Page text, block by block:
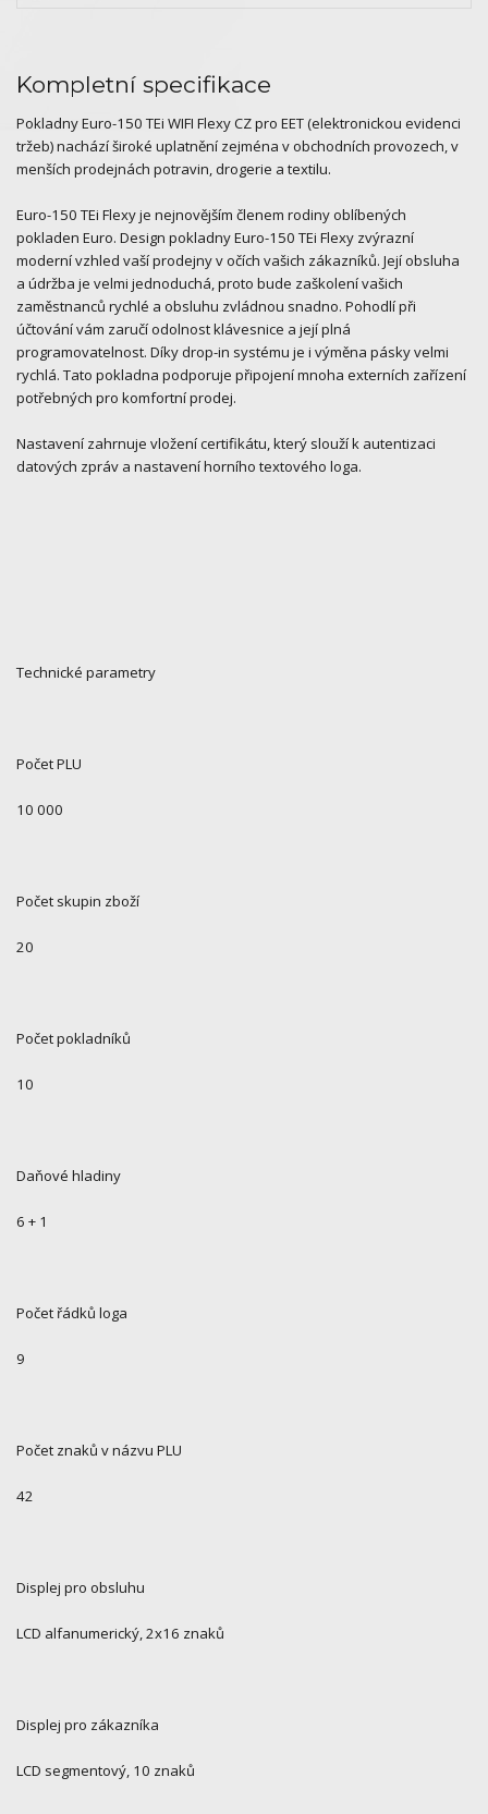
Kompletní specifikace
Pokladny Euro-150 TEi WIFI Flexy CZ pro EET (elektronickou evidenci
tržeb) nachází široké uplatnění zejména v obchodních provozech, v
menších prodejnách potravin, drogerie a textilu.
Euro-150 TEi Flexy je nejnovějším členem rodiny oblíbených
pokladen Euro. Design pokladny Euro-150 TEi Flexy zvýrazní
moderní vzhled vaší prodejny v očích vašich zákazníků. Její obsluha
a údržba je velmi jednoduchá, proto bude zaškolení vašich
zaměstnanců rychlé a obsluhu zvládnou snadno. Pohodlí při
účtování vám zaručí odolnost klávesnice a její plná
programovatelnost. Díky drop-in systému je i výměna pásky velmi
rychlá. Tato pokladna podporuje připojení mnoha externích zařízení
potřebných pro komfortní prodej.
Nastavení zahrnuje vložení certifikátu, který slouží k autentizaci
datových zpráv a nastavení horního textového loga.
Technické parametry
Počet PLU
10 000
Počet skupin zboží
20
Počet pokladníků
10
Daňové hladiny
6 + 1
Počet řádků loga
9
Počet znaků v názvu PLU
42
Displej pro obsluhu
LCD alfanumerický, 2x16 znaků
Displej pro zákazníka
LCD segmentový, 10 znaků